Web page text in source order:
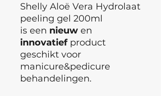
Shelly Aloë Vera Hydrolaat
peeling gel 200ml
is een nieuw en
innovatief product
geschikt voor
manicure&pedicure
behandelingen.